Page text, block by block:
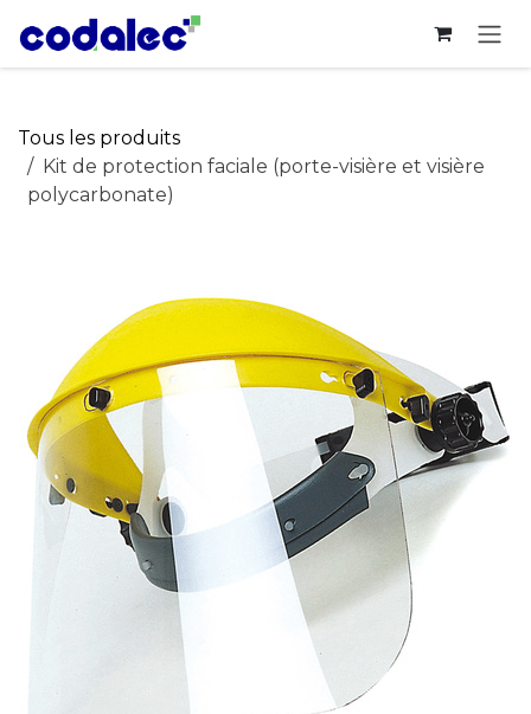
Se rendre au contenu
Tous les produits
Kit de protection faciale (porte-visière et visière
polycarbonate)